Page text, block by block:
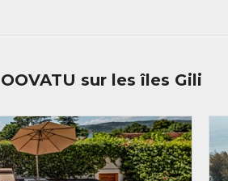
l’île présente la particularité
mois.
Plus calme que Trawangan et
compromis entre ses deux
séduit par ses plages
sur les îles Gili